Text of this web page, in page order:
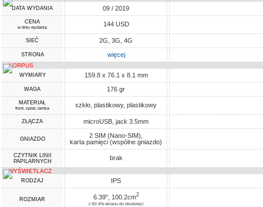
DATA WYDANIA 09 / 2019
CENA
w dniu wydania 144 USD
SIEĆ 2G, 3G, 4G
STRONA więcej
KORPUS
WYMIARY 159.8 x 76.1 x 8.1 mm
WAGA 176 gr
MATERIAŁ
front, spód, ramka szkło, plastikowy, plastikowy
ZŁĄCZA microUSB, jack 3.5mm
GNIAZDO
2 SIM (Nano-SIM),
karta pamięci (wspólne gniazdo)
CZYTNIK LINII
PAPILARNYCH
brak
WYŚWIETLACZ
RODZAJ IPS
ROZMIAR 6.39", 100.2cm2
(~82.4% ekranu do obudowy)